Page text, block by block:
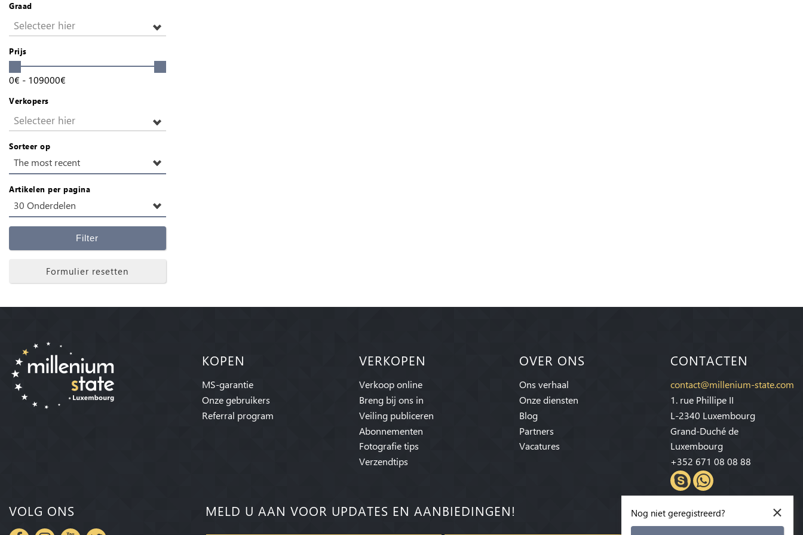
Graad
Selecteer hier
Prijs
0€ - 109000€
Verkopers
Selecteer hier
Sorteer op
The most recent
Artikelen per pagina
30 Onderdelen
Filter
Formulier resetten
KOPEN
MS-garantie
Onze gebruikers
Referral program
VERKOPEN
Verkoop online
Breng bij ons in
Veiling publiceren
Abonnementen
Fotografie tips
Verzendtips
OVER ONS
Ons verhaal
Onze diensten
Blog
Partners
Vacatures
CONTACTEN
contact@millenium-state.com
1. rue Phillipe II
L-2340 Luxembourg
Grand-Duché de
Luxembourg
+352 671 08 08 88
VOLG ONS MELD U AAN VOOR UPDATES EN AANBIEDINGEN! ×
Nog niet geregistreerd?